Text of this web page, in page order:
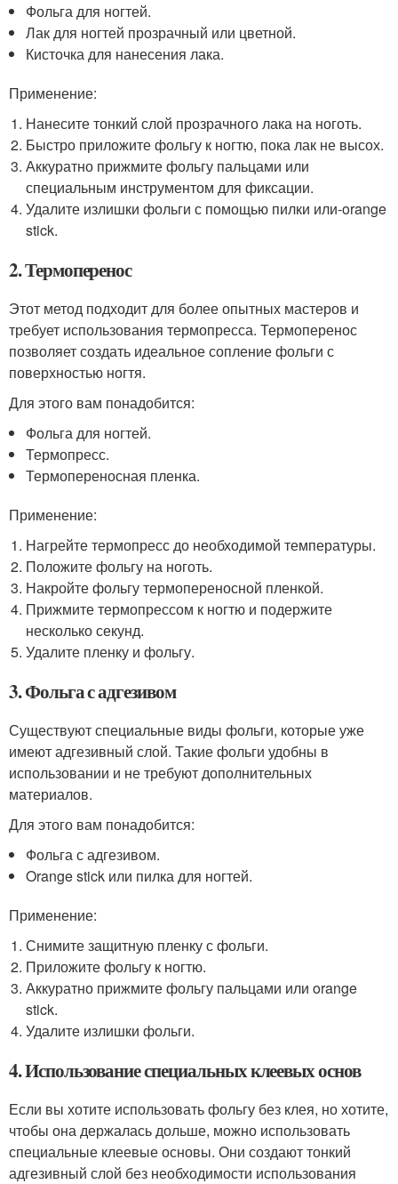
Фольга для ногтей.
Лак для ногтей прозрачный или цветной.
Кисточка для нанесения лака.
Применение:
Нанесите тонкий слой прозрачного лака на ноготь.
Быстро приложите фольгу к ногтю, пока лак не высох.
Аккуратно прижмите фольгу пальцами или
специальным инструментом для фиксации.
Удалите излишки фольги с помощью пилки или-orange
stick.
2. Термоперенос
Этот метод подходит для более опытных мастеров и
требует использования термопресса. Термоперенос
позволяет создать идеальное сопление фольги с
поверхностью ногтя.
Для этого вам понадобится:
Фольга для ногтей.
Термопресс.
Термопереносная пленка.
Применение:
Нагрейте термопресс до необходимой температуры.
Положите фольгу на ноготь.
Накройте фольгу термопереносной пленкой.
Прижмите термопрессом к ногтю и подержите
несколько секунд.
Удалите пленку и фольгу.
3. Фольга с адгезивом
Существуют специальные виды фольги, которые уже
имеют адгезивный слой. Такие фольги удобны в
использовании и не требуют дополнительных
материалов.
Для этого вам понадобится:
Фольга с адгезивом.
Orange stick или пилка для ногтей.
Применение:
Снимите защитную пленку с фольги.
Приложите фольгу к ногтю.
Аккуратно прижмите фольгу пальцами или orange
stick.
Удалите излишки фольги.
4. Использование специальных клеевых основ
Если вы хотите использовать фольгу без клея, но хотите,
чтобы она держалась дольше, можно использовать
специальные клеевые основы. Они создают тонкий
адгезивный слой без необходимости использования